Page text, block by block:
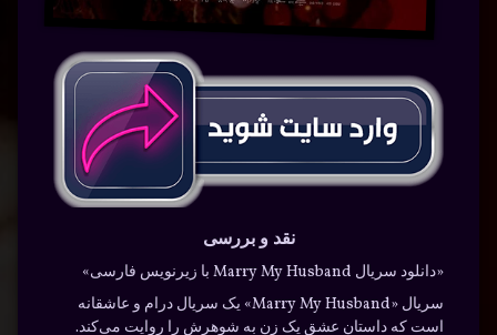
نقد و بررسی
«دانلود سریال Marry My Husband با زیرنویس فارسی»
سریال «Marry My Husband» یک سریال درام و عاشقانه
است که داستان عشق یک زن به شوهرش را روایت می‌کند.